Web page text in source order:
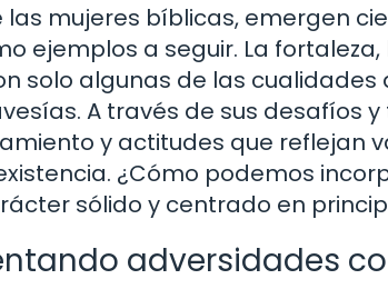
mujeres bíblicas, emergen
ejemplos a seguir. La fortaleza,
solo algunas de las cualidades
A través de sus desafíos
y actitudes que reflejan
¿Cómo podemos
sólido y centrado en
adversidades